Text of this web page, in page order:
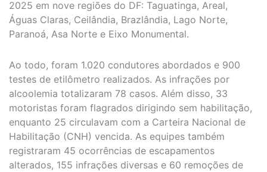
2025 em nove regiões do DF: Taguatinga, Areal,
Águas Claras, Ceilândia, Brazlândia, Lago Norte,
Paranoá, Asa Norte e Eixo Monumental.
Ao todo, foram 1.020 condutores abordados e 900
testes de etilômetro realizados. As infrações por
alcoolemia totalizaram 78 casos. Além disso, 33
motoristas foram flagrados dirigindo sem habilitação,
enquanto 25 circulavam com a Carteira Nacional de
Habilitação (CNH) vencida. As equipes também
registraram 45 ocorrências de escapamentos
alterados, 155 infrações diversas e 60 remoções de